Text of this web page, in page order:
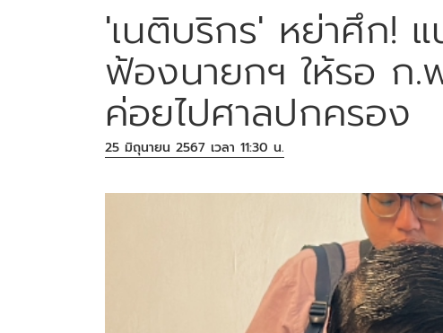
'เนติบริกร' หย่าศึก!
ฟ้องนายกฯ ให้รอ ก.
ค่อยไปศาลปกครอง
25 มิถุนายน 2567 เวลา 11:30 น.